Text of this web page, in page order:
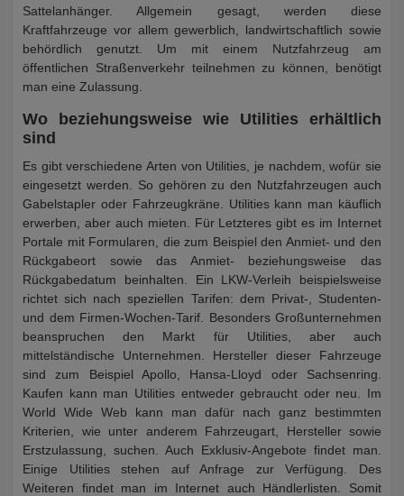
Sattelanhänger. Allgemein gesagt, werden diese
Kraftfahrzeuge vor allem gewerblich, landwirtschaftlich sowie
behördlich genutzt. Um mit einem Nutzfahrzeug am
öffentlichen Straßenverkehr teilnehmen zu können, benötigt
man eine Zulassung.
Wo beziehungsweise wie Utilities erhältlich
sind
Es gibt verschiedene Arten von Utilities, je nachdem, wofür sie
eingesetzt werden. So gehören zu den Nutzfahrzeugen auch
Gabelstapler oder Fahrzeugkräne. Utilities kann man käuflich
erwerben, aber auch mieten. Für Letzteres gibt es im Internet
Portale mit Formularen, die zum Beispiel den Anmiet- und den
Rückgabeort sowie das Anmiet- beziehungsweise das
Rückgabedatum beinhalten. Ein LKW-Verleih beispielsweise
richtet sich nach speziellen Tarifen: dem Privat-, Studenten-
und dem Firmen-Wochen-Tarif. Besonders Großunternehmen
beanspruchen den Markt für Utilities, aber auch
mittelständische Unternehmen. Hersteller dieser Fahrzeuge
sind zum Beispiel Apollo, Hansa-Lloyd oder Sachsenring.
Kaufen kann man Utilities entweder gebraucht oder neu. Im
World Wide Web kann man dafür nach ganz bestimmten
Kriterien, wie unter anderem Fahrzeugart, Hersteller sowie
Erstzulassung, suchen. Auch Exklusiv-Angebote findet man.
Einige Utilities stehen auf Anfrage zur Verfügung. Des
Weiteren findet man im Internet auch Händlerlisten. Somit